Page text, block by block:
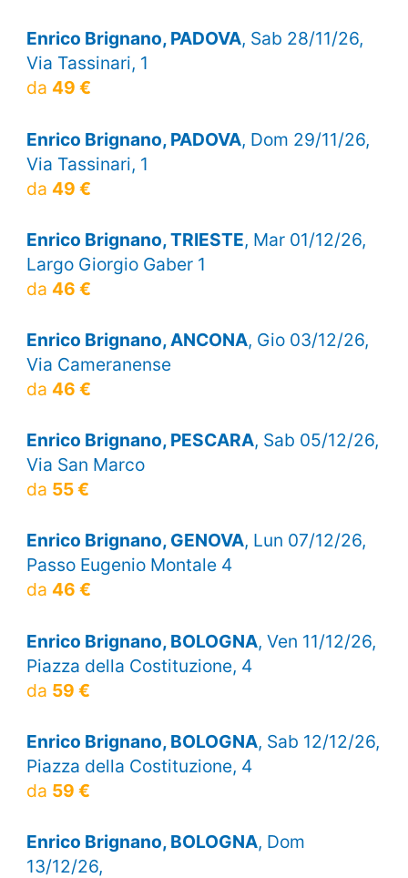
Enrico Brignano, PADOVA, Sab 28/11/26,
Via Tassinari, 1
da 49 €
Enrico Brignano, PADOVA, Dom 29/11/26,
Via Tassinari, 1
da 49 €
Enrico Brignano, TRIESTE, Mar 01/12/26,
Largo Giorgio Gaber 1
da 46 €
Enrico Brignano, ANCONA, Gio 03/12/26,
Via Cameranense
da 46 €
Enrico Brignano, PESCARA, Sab 05/12/26,
Via San Marco
da 55 €
Enrico Brignano, GENOVA, Lun 07/12/26,
Passo Eugenio Montale 4
da 46 €
Enrico Brignano, BOLOGNA, Ven 11/12/26,
Piazza della Costituzione, 4
da 59 €
Enrico Brignano, BOLOGNA, Sab 12/12/26,
Piazza della Costituzione, 4
da 59 €
Enrico Brignano, BOLOGNA, Dom
13/12/26,